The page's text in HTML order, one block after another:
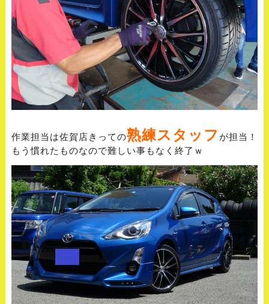
作業担当は佐賀店きっての熟練スタッフ が担当！
もう慣れたものなので難しい事もなく終了ｗ